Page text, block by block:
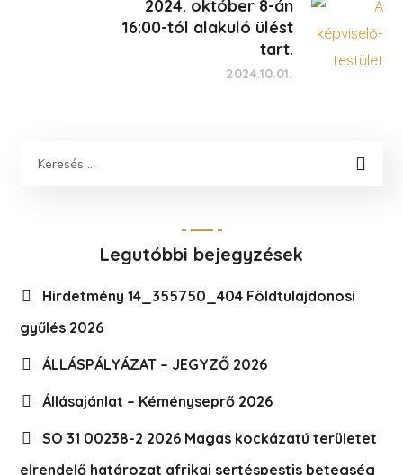
2024. október 8-án
16:00-tól alakuló ülést
tart.
2024.10.01.
Legutóbbi bejegyzések
Hirdetmény 14_355750_404 Földtulajdonosi
gyűlés 2026
ÁLLÁSPÁLYÁZAT – JEGYZŐ 2026
Állásajánlat – Kéményseprő 2026
SO 31 00238-2 2026 Magas kockázatú területet
elrendelő határozat afrikai sertéspestis betegség